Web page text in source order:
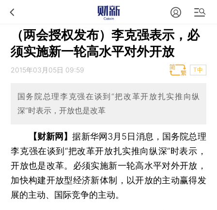
（两会授权发布）李克强表示，必
须实施新一轮高水平对外开放
2015年03月05日 09:59 T中
国务院总理李克强在谈到“把改革开放扎实推向纵
深”时表示，开放也是改革
【财新网】据新华网3月5日消息，国务院总理
李克强在谈到“把改革开放扎实推向纵深”时表示，
开放也是改革。必须实施新一轮高水平对外开放，
加快构建开放型经济新体制，以开放的主动赢得发
展的主动、国际竞争的主动。